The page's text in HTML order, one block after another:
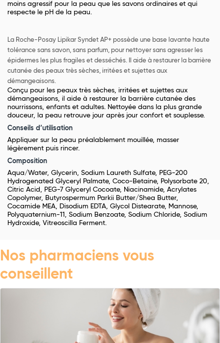
moins agressif pour la peau que les savons ordinaires et qui
respecte le pH de la peau.
La Roche-Posay Lipikar Syndet AP+ possède une base lavante haute
tolérance sans savon, sans parfum, pour nettoyer sans agresser les
épidermes les plus fragiles et desséchés. Il aide à restaurer la barrière
cutanée des peaux très sèches, irritées et sujettes aux
démangeaisons.
Conçu pour les peaux très sèches, irritées et sujettes aux
démangeaisons, il aide à restaurer la barrière cutanée des
nourrissons, enfants et adultes. Nettoyée dans la plus grande
douceur, la peau retrouve jour après jour confort et souplesse.
Conseils d’utilisation
Appliquer sur la peau préalablement mouillée, masser
légèrement puis rincer.
Composition
Aqua/Water, Glycerin, Sodium Laureth Sulfate, PEG-200
Hydrogenated Glyceryl Palmate, Coco-Betaine, Polysorbate 20,
Citric Acid, PEG-7 Glyceryl Cocoate, Niacinamide, Acrylates
Copolymer, Butyrospermum Parkii Butter/Shea Butter,
Cocamide MEA, Disodium EDTA, Glycol Distearate, Mannose,
Polyquaternium-11, Sodium Benzoate, Sodium Chloride, Sodium
Hydroxide, Vitreoscilla Ferment.
Nos pharmaciens vous
conseillent